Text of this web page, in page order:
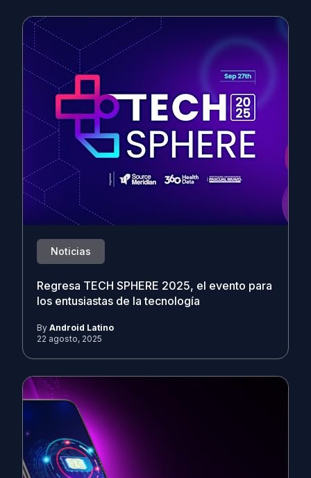
Noticias
Regresa TECH SPHERE 2025, el evento para
los entusiastas de la tecnología
By Android Latino
22 agosto, 2025